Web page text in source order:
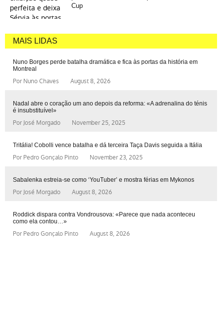
Cup
MAIS LIDAS
Nuno Borges perde batalha dramática e fica às portas da história em
Montreal
PorNuno Chaves August 8, 2026
Nadal abre o coração um ano depois da reforma: «A adrenalina do ténis
é insubstituível»
Por José Morgado November 25, 2025
Tritália! Cobolli vence batalha e dá terceira Taça Davis seguida a Itália
PorPedro Gonçalo Pinto November 23, 2025
Sabalenka estreia-se como ‘YouTuber’ e mostra férias em Mykonos
Por José Morgado August 8, 2026
Roddick dispara contra Vondrousova: «Parece que nada aconteceu
como ela contou…»
PorPedro Gonçalo Pinto August 8, 2026